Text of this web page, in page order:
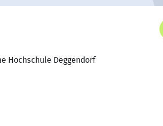
Hochschule Deggendorf